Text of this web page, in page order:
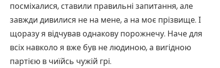
посміхалися, ставили правильні запитання, але
завжди дивилися не на мене, а на моє прізвище. І
щоразу я відчував однакову порожнечу. Наче для
всіх навколо я вже був не людиною, а вигідною
партією в чиїйсь чужій грі.